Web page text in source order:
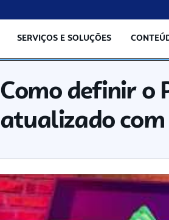
SERVIÇOS E SOLUÇÕES
Como definir o
atualizado com